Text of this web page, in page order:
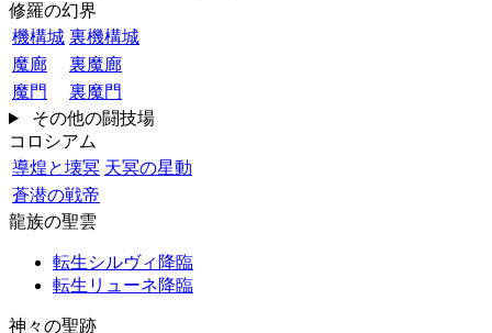
修羅の幻界
機構城 裏機構城
魔廊
裏魔廊
魔門
裏魔門
その他の闘技場
コロシアム
導煌と壊冥 天冥の星動
蒼潜の戦帝
龍族の聖雲
転生シルヴィ降臨
転生リューネ降臨
神々の聖跡